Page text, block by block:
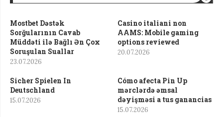
Mostbet Dəstək
Sorğularının Cavab
Müddəti ilə Bağlı Ən Çox
Soruşulan Suallar
23.07.2026
Casino italiani non
AAMS: Mobile gaming
options reviewed
20.07.2026
Sicher Spielen In
Deutschland
15.07.2026
Cómo afecta Pin Up
mərclərdə əmsal
dəyişməsi a tus ganancias
15.07.2026